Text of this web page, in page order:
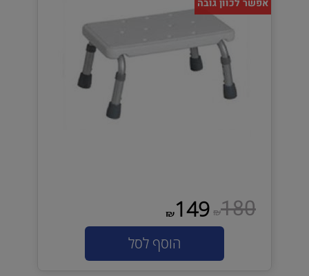
אפשר לכוון גובה
₪180
₪149
הוסף לסל